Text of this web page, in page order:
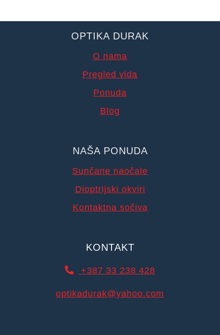
OPTIKA DURAK
O nama
Pregled vida
Ponuda
Blog
NAŠA PONUDA
Sunčane naočale
Dioptrijski okviri
Kontaktna sočiva
KONTAKT
+387 33 238 428
optikadurak@yahoo.com